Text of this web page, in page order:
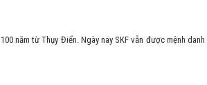
năm từ Thụy Điển. Ngày nay SKF vẫn được mệnh